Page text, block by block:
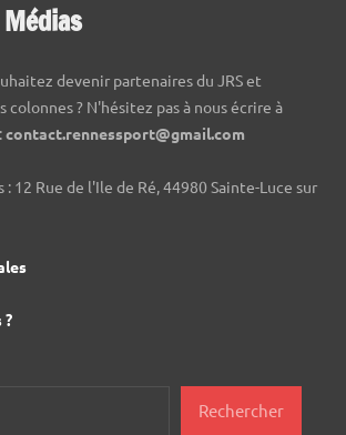
devenir partenaires du JRS et
colonnes ? N'hésitez pas à nous écrire à
contact.rennessport@gmail.com
: 12 Rue de l'Ile de Ré, 44980 Sainte-Luce sur
?
Rechercher